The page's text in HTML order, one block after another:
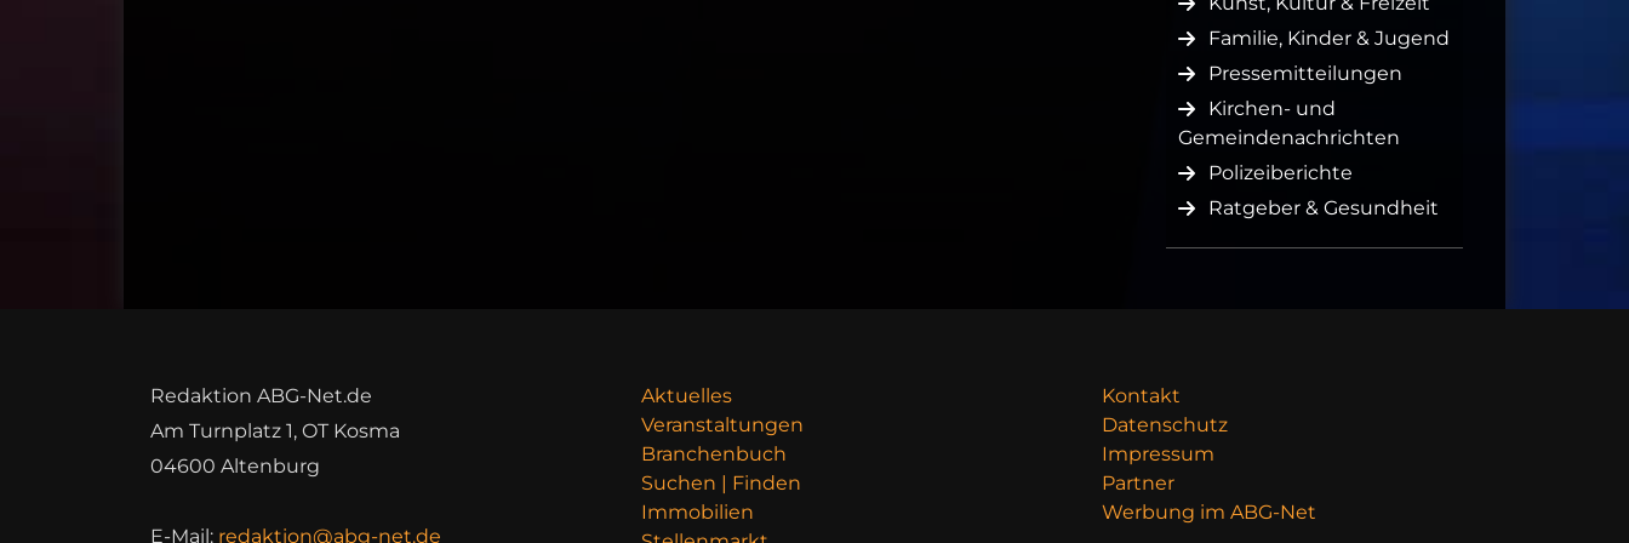
Familie, Kinder & Jugend
Pressemitteilungen
Kirchen- und
Gemeindenachrichten
Polizeiberichte
Ratgeber & Gesundheit
Redaktion ABG-Net.de
Am Turnplatz 1, OT Kosma
04600 Altenburg
E-Mail: redaktion@abg-net.de
Aktuelles
Veranstaltungen
Branchenbuch
Suchen | Finden
Immobilien
Kontakt
Datenschutz
Impressum
Partner
Werbung im ABG-Net